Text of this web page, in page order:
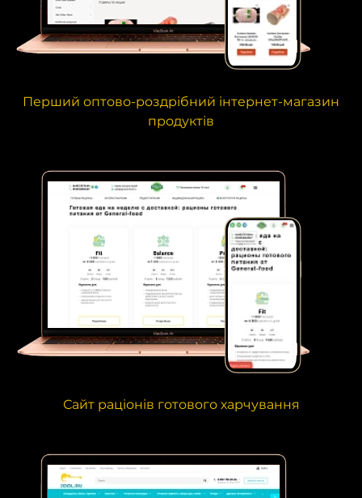
Перший оптово-роздрібний інтернет-магазин
продуктів
Сайт раціонів готового харчування